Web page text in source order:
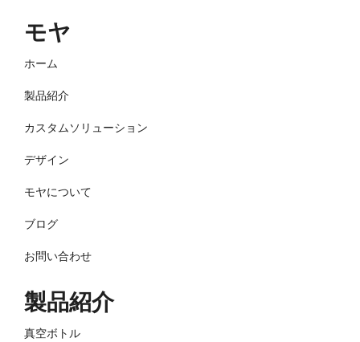
モヤ
ホーム
製品紹介
カスタムソリューション
デザイン
モヤについて
ブログ
お問い合わせ
製品紹介
真空ボトル